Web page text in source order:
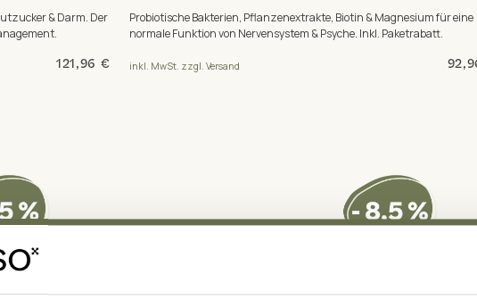
& Darm. Der
121,96 €
Probiotische Bakterien, Pflanzenextrakte, Biotin & Magnesium für eine
normale Funktion von Nervensystem & Psyche. Inkl. Paketrabatt.
inkl. MwSt. zzgl. Versand